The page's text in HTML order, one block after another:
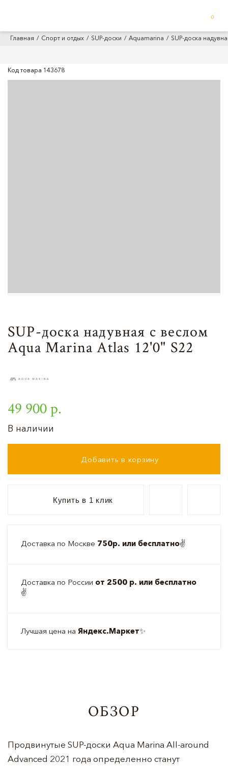
0
Главная Спорт и отдых SUP-доски Aquamarina SUP-доска
Код товара 143678
SUP-доска надувная с веслом
Aqua Marina Atlas 12'0" S22
49 900 р.
В наличии
Добавить в корзину
Купить в 1 клик
Доставка по Москве 750р. или бесплатно✌️
Доставка по России от 2500 р. или бесплатно
✌️
Лучшая цена на Яндекс.Маркет✨
ОБЗОР
Продвинутые SUP-доски Aqua Marina All-around
Advanced 2021 года определенно станут